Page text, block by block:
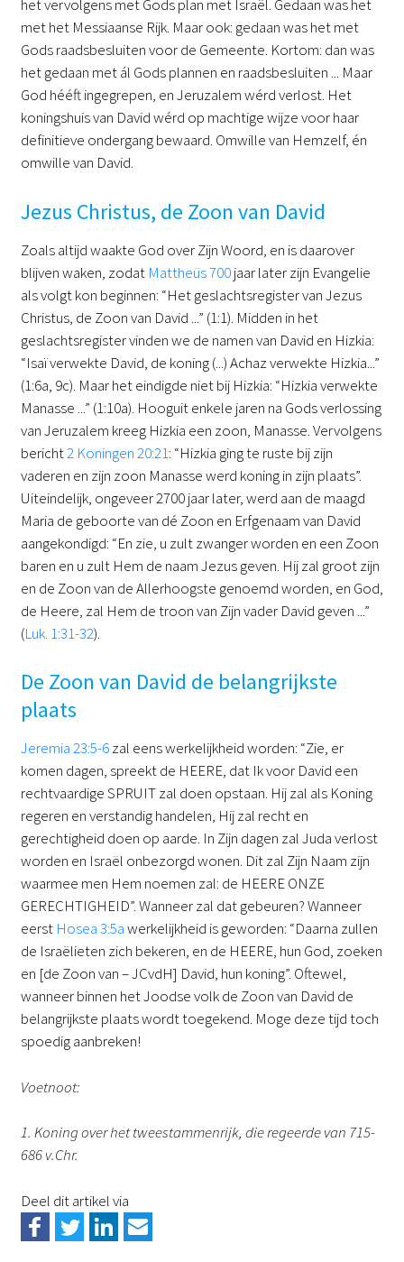
het vervolgens met Gods plan met Israël. Gedaan was het
met het Messiaanse Rijk. Maar ook: gedaan was het met
Gods raadsbesluiten voor de Gemeente. Kortom: dan was
het gedaan met ál Gods plannen en raadsbesluiten ... Maar
God hééft ingegrepen, en Jeruzalem wérd verlost. Het
koningshuis van David wérd op machtige wijze voor haar
definitieve ondergang bewaard. Omwille van Hemzelf, én
omwille van David.
Jezus Christus, de Zoon van David
Zoals altijd waakte God over Zijn Woord, en is daarover
blijven waken, zodat Mattheüs 700jaar later zijn Evangelie
als volgt kon beginnen: “Het geslachtsregister van Jezus
Christus, de Zoon van David ...” (1:1). Midden in het
geslachtsregister vinden we de namen van David en Hizkia:
“Isaï verwekte David, de koning (...) Achaz verwekte Hizkia...”
(1:6a, 9c). Maar het eindigde niet bij Hizkia: “Hizkia verwekte
Manasse ...” (1:10a). Hooguit enkele jaren na Gods verlossing
van Jeruzalem kreeg Hizkia een zoon, Manasse. Vervolgens
bericht2 Koningen 20:21: “Hizkia ging te ruste bij zijn
vaderen en zijn zoon Manasse werd koning in zijn plaats”.
Uiteindelijk, ongeveer 2700 jaar later, werd aan de maagd
Maria de geboorte van dé Zoon en Erfgenaam van David
aangekondigd: “En zie, u zult zwanger worden en een Zoon
baren en u zult Hem de naam Jezus geven. Hij zal groot zijn
en de Zoon van de Allerhoogste genoemd worden, en God,
de Heere, zal Hem de troon van Zijn vader David geven ...”
(Luk. 1:31-32).
De Zoon van David de belangrijkste
plaats
Jeremia 23:5-6zal eens werkelijkheid worden: “Zie, er
komen dagen, spreekt de HEERE, dat Ik voor David een
rechtvaardige SPRUIT zal doen opstaan. Hij zal als Koning
regeren en verstandig handelen, Hij zal recht en
gerechtigheid doen op aarde. In Zijn dagen zal Juda verlost
worden en Israël onbezorgd wonen. Dit zal Zijn Naam zijn
waarmee men Hem noemen zal: de HEERE ONZE
GERECHTIGHEID”. Wanneer zal dat gebeuren? Wanneer
eerst Hosea 3:5awerkelijkheid is geworden: “Daarna zullen
de Israëlieten zich bekeren, en de HEERE, hun God, zoeken
en [de Zoon van – JCvdH] David, hun koning”. Oftewel,
wanneer binnen het Joodse volk de Zoon van David de
belangrijkste plaats wordt toegekend. Moge deze tijd toch
spoedig aanbreken!
Voetnoot:
1. Koning over het tweestammenrijk, die regeerde van 715-
686 v.Chr.
Deel dit artikel via